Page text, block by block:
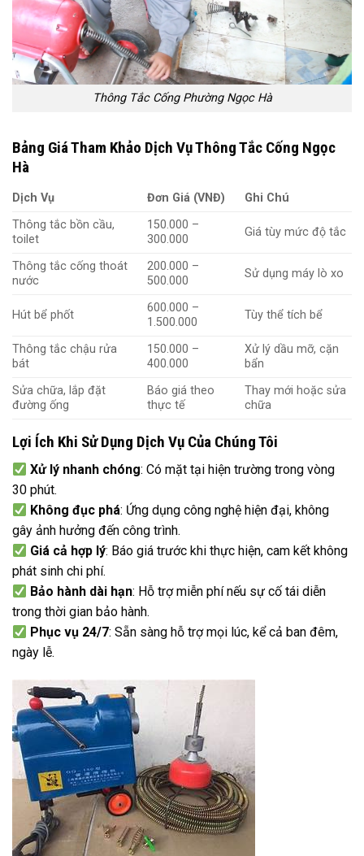
Thông Tắc Cống Phường Ngọc Hà
Bảng Giá Tham Khảo Dịch Vụ Thông Tắc Cống Ngọc
Hà
Dịch Vụ Đơn Giá (VNĐ)
Ghi Chú
Thông tắc bồn cầu,
toilet
150.000 –
300.000
Giá tùy mức độ tắc
Thông tắc cống thoát
nước
200.000 –
500.000
Sử dụng máy lò xo
Hút bể phốt
600.000 –
1.500.000
Tùy thể tích bể
Thông tắc chậu rửa
bát
150.000 –
400.000
Xử lý dầu mỡ, cặn
bẩn
Sửa chữa, lắp đặt
đường ống
Báo giá theo
thực tế
Thay mới hoặc sửa
chữa
Lợi Ích Khi Sử Dụng Dịch Vụ Của Chúng Tôi
Xử lý nhanh chóng: Có mặt tại hiện trường trong vòng
30 phút.
Không đục phá: Ứng dụng công nghệ hiện đại, không
gây ảnh hưởng đến công trình.
Giá cả hợp lý: Báo giá trước khi thực hiện, cam kết không
phát sinh chi phí.
Bảo hành dài hạn: Hỗ trợ miễn phí nếu sự cố tái diễn
trong thời gian bảo hành.
Phục vụ 24/7: Sẵn sàng hỗ trợ mọi lúc, kể cả ban đêm,
ngày lễ.